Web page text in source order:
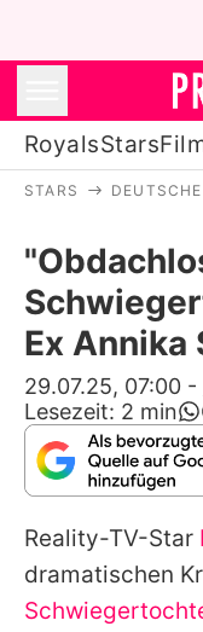
RoyalsStars
Alle
STARS
Ex Annika
29.07.25, 07:00 -
Lesezeit: 2 min
Reality-TV-Star
dramatischen